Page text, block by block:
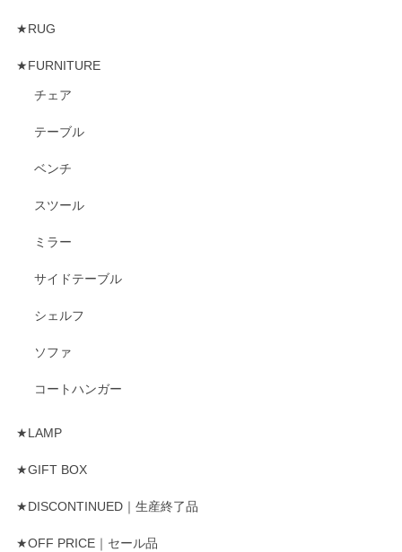
★RUG
★FURNITURE
チェア
テーブル
ベンチ
スツール
ミラー
サイドテーブル
シェルフ
ソファ
コートハンガー
★LAMP
★GIFT BOX
★DISCONTINUED｜生産終了品
★OFF PRICE｜セール品